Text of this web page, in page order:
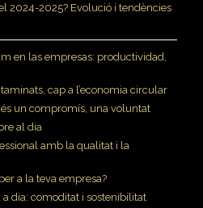
2024-2025? Evolució i tendències
en las empresas: productividad,
cap a l’economia circular
un compromís, una voluntat
al dia
amb la qualitat i la
a la teva empresa?
dia: comoditat i sostenibilitat